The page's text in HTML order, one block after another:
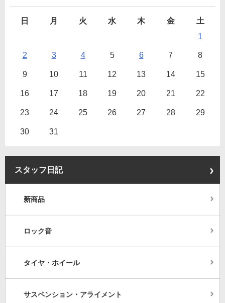
日 月 火 水 木 金
土
1
2 3 4 5 6 7 8
9 10 11 12 13 14 15
16 17 18 19 20 21 22
23 24 25 26 27 28 29
30 31
スタッフ日記
新商品
ロック音
タイヤ・ホイール
サスペンション・アライメント